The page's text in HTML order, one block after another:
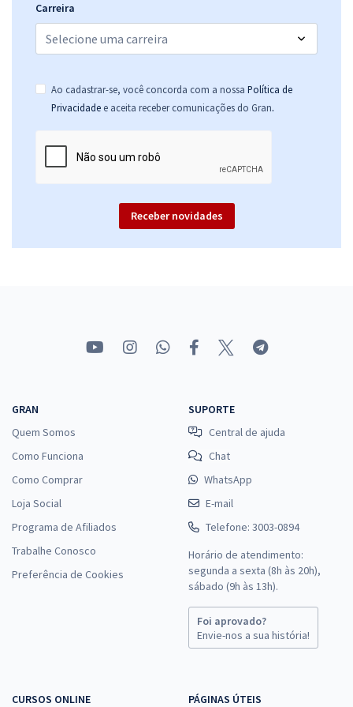
Carreira
Ao cadastrar-se, você concorda com a nossa Política de
Privacidade e aceita receber comunicações do Gran.
Receber novidades
GRAN
Quem Somos
Como Funciona
Como Comprar
Loja Social
Programa de Afiliados
Trabalhe Conosco
Preferência de Cookies
SUPORTE
Central de ajuda
Chat
WhatsApp
E-mail
Telefone: 3003-0894
Horário de atendimento:
segunda a sexta (8h às 20h),
sábado (9h às 13h).
Foi aprovado?
Envie-nos a sua história!
CURSOS ONLINE
PÁGINAS ÚTEIS